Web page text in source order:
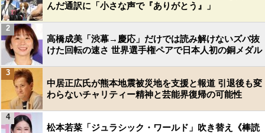
んだ通訳に「小さな声で『ありがとう』」
高橋成美「渋幕→慶応」だけでは読み解けないズバ抜
けた回転の速さ 世界選手権ペアで日本人初の銅メダル
2
中居正広氏が熊本地震被災地を支援と報道 引退後も変
わらないチャリティー精神と芸能界復帰の可能性
3
松本若菜「ジュラシック・ワールド」吹き替え《棒読
4